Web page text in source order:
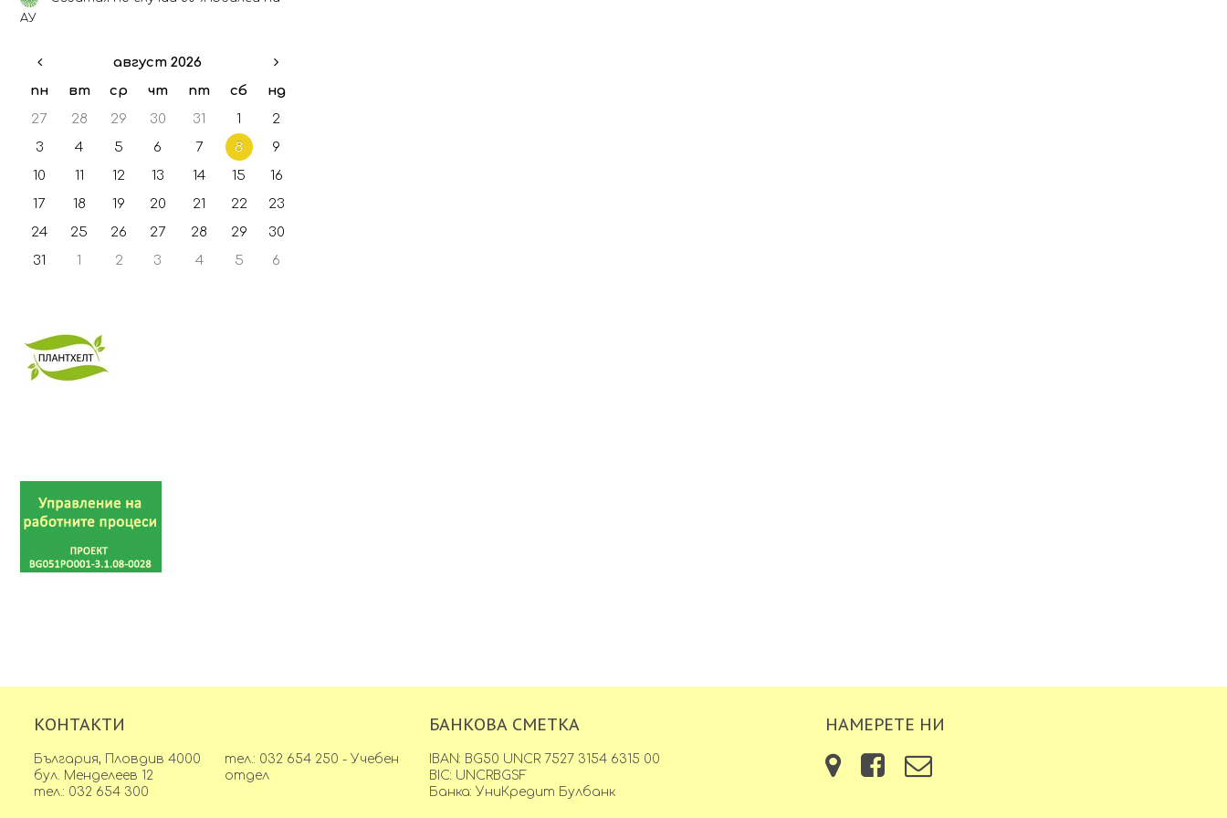
ГФО - 2023
ГФО - 2024
АУ
август 2026
пн
вт ср чт пт сб
нд
27
28 29 30 31 1
2
3
4 5 6 7 8
9
10
11 12 13 14 15
16
17
18 19 20 21 22
23
24
25 26 27 28 29
30
31
1 2 3 4 5 6
КОНТАКТИ
България, Пловдив 4000
бул. Менделеев 12
тел.: 032 654 300
тел.: 032 654 250 - Учебен
отдел
БАНКОВА СМЕТКА
IBAN: BG50 UNCR 7527 3154 6315 00
BIC: UNCRBGSF
Банка: УниКредит Булбанк
НАМЕРЕТЕ НИ